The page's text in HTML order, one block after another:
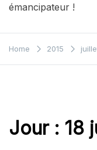
émancipateur !
Home 2015
Jour : 18